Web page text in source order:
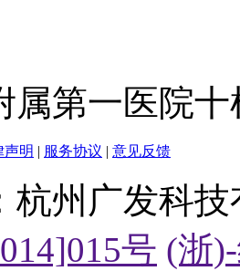
属第一医院
声明 | 服务协议 | 意见反馈
杭州广发科
号 (浙